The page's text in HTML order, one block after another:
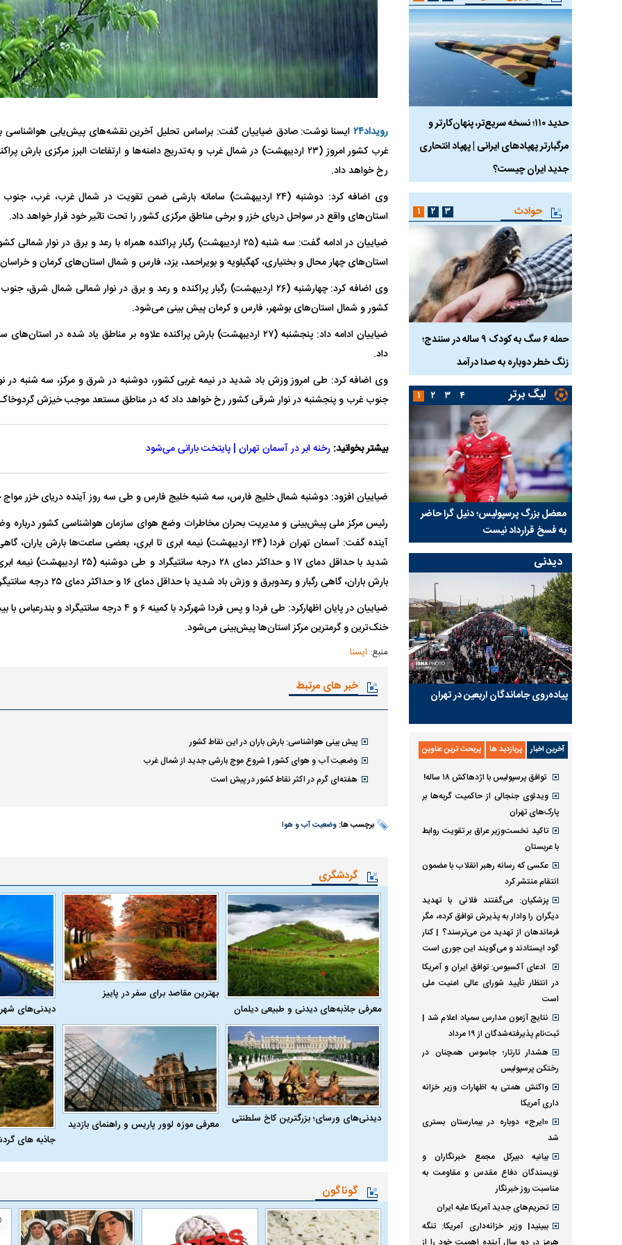
رویداد۲۴
ایسنا نوشت: صادق ضیاییان گفت: براساس تحلیل آخرین نقشه‌های پیش‌یابی هواشناسی
غرب کشور امروز (۲۳ اردیبهشت) در شمال غرب و به‌تدریج دامنه‌ها و ارتفاعات البرز مرکزی
رخ خواهد داد.
وی اضافه کرد: دوشنبه (۲۴ اردیبهشت) سامانه بارشی ضمن تقویت در شمال غرب، غرب،
استان‌های واقع در سواحل دریای خزر و برخی مناطق مرکزی کشور را تحت تاثیر خود قرار خواهد داد.
ضیاییان در ادامه گفت: سه شنبه (۲۵ اردیبهشت) رگبار پراکنده همراه با رعد و برق در
استان‌های چهار محال و بختیاری، کهگیلویه و بویراحمد، یزد، فارس و شمال استان‌های کرمان و
وی اضافه کرد: چهارشنبه (۲۶ اردیبهشت) رگبار پراکنده و رعد و برق در نوار شمالی
کشور و شمال استان‌های بوشهر، فارس و کرمان پیش بینی می‌شود.
ضیاییان ادامه داد: پنجشنبه (۲۷ اردیبهشت) بارش پراکنده علاوه بر مناطق یاد شده در
داد.
وی اضافه کرد: طی امروز وزش باد شدید در نیمه غربی کشور، دوشنبه در شرق و مرکز، سه شنبه در
جنوب غرب و پنجشنبه در نوار شرقی کشور رخ خواهد داد که در مناطق مستعد موجب خیزش
بیشتر بخوانید: رخنه ابر در آسمان تهران | پایتخت بارانی می‌شود
ضیاییان افزود: دوشنبه شمال خلیج فارس، سه شنبه خلیج فارس و طی سه روز آینده دریای خزر
رئیس مرکز ملی پیش‌بینی و مدیریت بحران مخاطرات وضع هوای سازمان هواشناسی کشور درباره
آینده گفت: آسمان تهران فردا (۲۴ اردیبهشت) نیمه ابری تا ابری، بعضی ساعت‌ها بارش
شدید با حداقل دمای ۱۷ و حداکثر دمای ۲۸ درجه
بارش باران، گاهی رگبار و رعدوبرق و وزش باد شدید با حداقل دمای ۱۶ و حداکثر دمای ۲۵ درجه سانتیگراد پیش‌بینی می‌شود.
خنک‌ترین و گرمترین مرکز استان‌ها پیش‌بینی می‌شود.
منبع: ایسنا
خبر های مرتبط
پیش بینی هواشناسی: بارش باران در این نقاط کشور
وضعیت آب و هوای کشور | شروع موج بارشی جدید از شمال غرب
هفته‌ای گرم در اکثر نقاط کشور در پیش است
برچسب ها: وضعیت آب و هوا
گردشگری
معرفی جاذبه‌های دیدنی و طبیعی دیلمان
بهترین مقاصد برای سفر در پاییز
دیدنی‌های
دیدنی‌های ورسای؛ بزرگترین کاخ سلطنتی
معرفی موزه لوور پاریس و راهنمای بازدید
جاذبه های
گوناگون
حدید ۱۱۰؛ نسخه سریع‌تر، پنهان‌کارتر و
مرگبارتر پهپادهای ایرانی | پهپاد انتحاری
جدید ایران چیست؟
هواپیمای مرموز E-11A BACN چیست؟
فضاپیمای «استارشیپ» ایلان ماسک
چیست؟
حدید ۱۱۰؛
مرگبارتر
حوادث
حمله ۶ سگ به کودک ۹ ساله در سنندج؛
زنگ خطر دوباره به صدا درآمد
واژگونی مرگبار سمند در اصفهان | ۴ نفر
کشته شدند
عکس| ماجرای کشف جسد ناشناس که
۱ ۲ ۳
لیگ برتر
معضل بزرگ پرسپولیس؛ دنیل گرا حاضر
به فسخ قرارداد نیست
مشخص شد
استقلال
هافبک گابنی در
۱ ۲ ۳ ۴
دیدنی
پیاده‌روی جاماندگان اربعین در تهران
آخرین اخبار پربازدید ها پربحث ترین عناوین
توافق پرسپولیس با اژدهاکش ۱۸ ساله!
ویدئوی جنجالی از حاکمیت گربه‌ها بر
پارک‌های تهران
تاکید نخست‌وزیر عراق بر تقویت روابط
با عربستان
عکسی که رسانه رهبر انقلاب با مضمون
انتقام منتشر کرد
پزشکیان: می‌گفتند فلانی با تهدید
دیگران را وادار به پذیرش توافق کرده، مگر
فرماندهان از تهدید من می‌ترسند؟ | کنار
گود ایستادند و می‌گویند این جوری است
ادعای آکسیوس: توافق ایران و آمریکا
در انتظار تأیید شورای عالی امنیت ملی
است
نتایج آزمون مدارس سمپاد اعلام شد |
ثبت‌نام پذیرفته‌شدگان از ۱۹ مرداد
هشدار تارتار؛ جاسوس همچنان در
رختکن پرسپولیس
واکنش همتی به اظهارات وزیر خزانه
داری آمریکا
«ایرج» دوباره در بیمارستان بستری
شد
بیانیه دبیرکل مجمع خبرنگاران و
نویسندگان دفاع مقدس و مقاومت به
مناسبت روز خبرنگار
تحریم‌های جدید آمریکا علیه ایران
ببینید| وزیر خزانه‌داری آمریکا: تنگه
هرمز در دو سال آینده اهمیت خود را از